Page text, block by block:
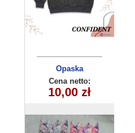
Opaska
dziecięca
250510-4
Cena netto:
10,00 zł
Bluzka
dziecięca
YL-867A2(8-16)
5 szt
Cena netto:
12,00 zł